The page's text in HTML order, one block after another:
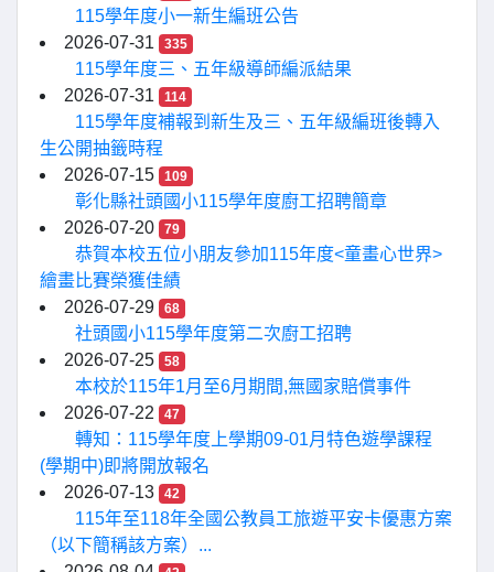
115學年度小一新生編班公告
2026-07-31
335
115學年度三、五年級導師編派結果
2026-07-31
114
115學年度補報到新生及三、五年級編班後轉入
生公開抽籤時程
2026-07-15
109
彰化縣社頭國小115學年度廚工招聘簡章
2026-07-20
79
恭賀本校五位小朋友參加115年度<童畫心世界>
繪畫比賽榮獲佳績
2026-07-29
68
社頭國小115學年度第二次廚工招聘
2026-07-25
58
本校於115年1月至6月期間,無國家賠償事件
2026-07-22
47
轉知：115學年度上學期09-01月特色遊學課程
(學期中)即將開放報名
2026-07-13
42
115年至118年全國公教員工旅遊平安卡優惠方案
（以下簡稱該方案）...